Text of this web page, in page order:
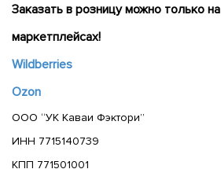
Заказать в розницу можно только на
маркетплейсах!
Wildberries
Ozon
ООО “УК Каваи Фэктори”
ИНН 7715140739
КПП 771501001